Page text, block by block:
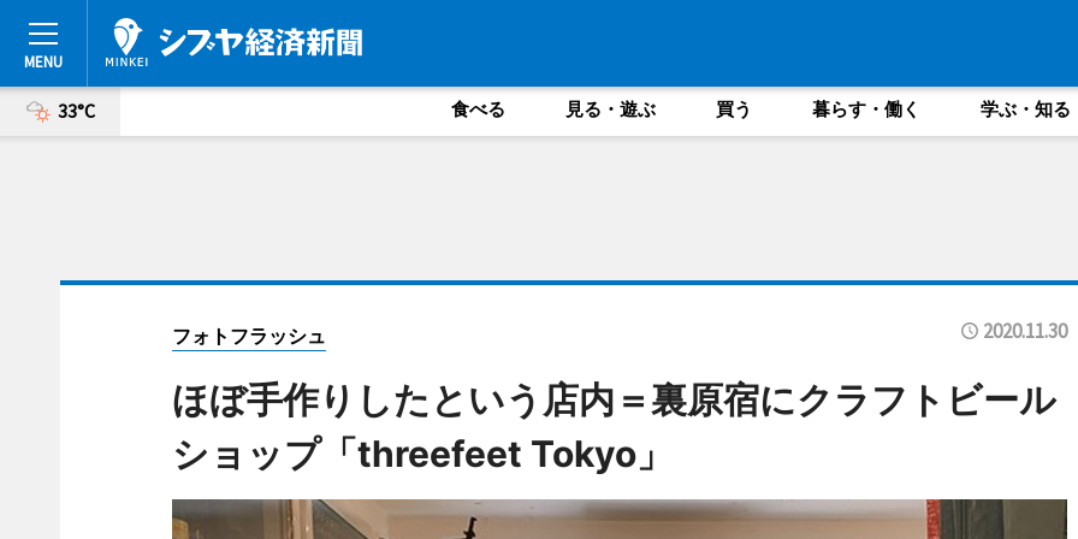
33°C 食べる 見る・遊ぶ 買う 暮らす・働く 学ぶ・知る
フォトフラッシュ 2020.11.30
ほぼ手作りしたという店内＝裏原宿にクラフトビール
ショップ「threefeet Tokyo」